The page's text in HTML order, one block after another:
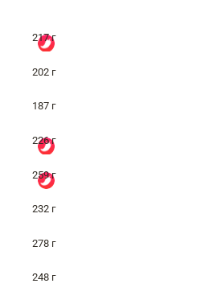
217 г
202 г
187 г
226 г
259 г
232 г
278 г
248 г